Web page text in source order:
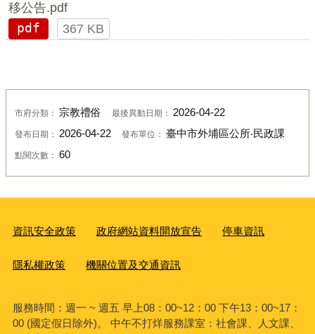
移公告.pdf
pdf
367 KB
市府分類： 宗教禮俗 最後異動日期： 2026-04-22
發布日期： 2026-04-22 發布單位： 臺中市外埔區公所‧民政課
點閱次數： 60
資訊安全政策 政府網站資料開放宣告 停車資訊
隱私權政策 機關位置及交通資訊
服務時間：週一 ~ 週五 早上08：00~12：00 下午13：00~17：
00 (國定假日除外)。 中午不打烊服務課室：社會課、人文課、